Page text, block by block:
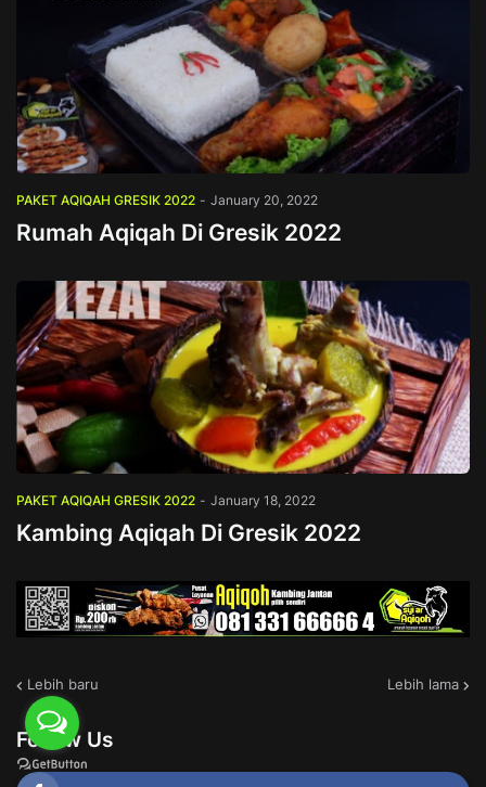
PAKET AQIQAH GRESIK 2022 - January 20, 2022
Rumah Aqiqah Di Gresik 2022
PAKET AQIQAH GRESIK 2022 - January 18, 2022
Kambing Aqiqah Di Gresik 2022
Lebih baru Lebih lama
Follow Us